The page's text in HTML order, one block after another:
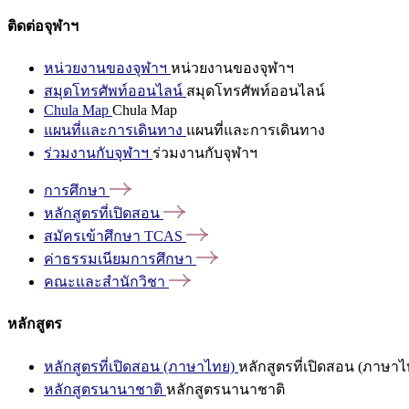
ติดต่อจุฬาฯ
หน่วยงานของจุฬาฯ หน่วยงานของจุฬาฯ
สมุดโทรศัพท์ออนไลน์ สมุดโทรศัพท์ออนไลน์
Chula Map Chula Map
แผนที่และการเดินทาง แผนที่และการเดินทาง
ร่วมงานกับจุฬาฯ ร่วมงานกับจุฬาฯ
การศึกษา
หลักสูตรที่เปิดสอน
สมัครเข้าศึกษา TCAS
ค่าธรรมเนียมการศึกษา
คณะและสำนักวิชา
หลักสูตร
หลักสูตรที่เปิดสอน (ภาษาไทย) หลักสูตรที่เปิดสอน (ภาษาไ
หลักสูตรนานาชาติ หลักสูตรนานาชาติ